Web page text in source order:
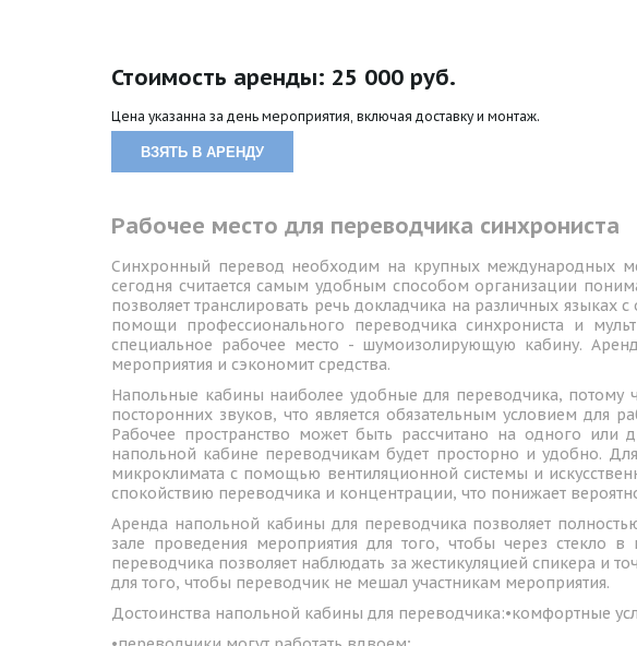
Стоимость аренды: 25 000 руб.
Цена указанна за день мероприятия, включая доставку и монтаж.
ВЗЯТЬ В АРЕНДУ
Рабочее место для переводчика синхрониста
Синхронный перевод необходим на крупных международных
сегодня считается самым удобным способом организации
позволяет транслировать речь докладчика на различных
помощи профессионального переводчика синхрониста и
специальное рабочее место - шумоизолирующую кабину.
мероприятия и сэкономит средства.
Напольные кабины наиболее удобные для переводчика,
посторонних звуков, что является обязательным условием
Рабочее пространство может быть рассчитано на одного
напольной кабине переводчикам будет просторно и удобно.
микроклимата с помощью вентиляционной системы и
спокойствию переводчика и концентрации, что понижает
Аренда напольной кабины для переводчика позволяет
зале проведения мероприятия для того, чтобы через стекло
переводчика позволяет наблюдать за жестикуляцией спикера и
для того, чтобы переводчик не мешал участникам мероприятия.
Достоинства напольной кабины для переводчика:•комфортные